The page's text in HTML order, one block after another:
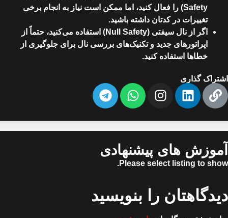
Safety) را فعال کنید، اما ممکن است نیاز به انجام برخی
تغییرات در کدتان داشته باشید.
اگر از نال سیفتی (Null Safety) استفاده می‌کنید، حتماً از
اپراتورهای جدید و تکنیک‌های بررسی نال برای جلوگیری از
خطاها استفاده کنید.
اشتراک گذاری
آموزش های پیشنهادی
Please select listing to show.
دیدگاهتان را بنویسید